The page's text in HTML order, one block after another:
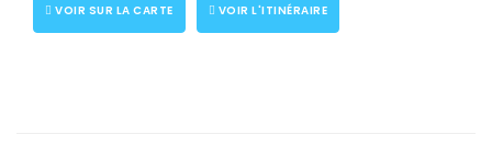
VOIR SUR LA CARTE VOIR L'ITINÉRAIRE